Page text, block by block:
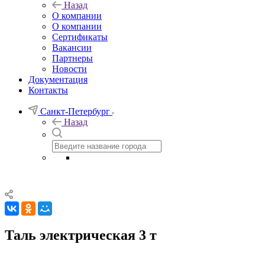
Назад
О компании
О компании
Сертификаты
Вакансии
Партнеры
Новости
Документация
Контакты
Санкт-Петербург
Назад
Таль электрическая 3 т